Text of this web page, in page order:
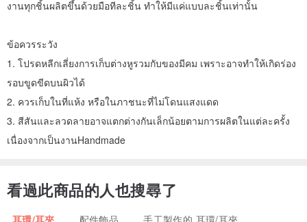
งานทุกชิ้นผลิตขึ้นด้วยมือทีละชิ้น ทำให้มีแค่แบบละชิ้นเท่านั้น
ข้อควรระวัง
1. โปรดหลีกเลี่ยงการเก็บต่างหูรวมกับของมีคม เพราะอาจทำให้เกิดร่อง
รอบขูดขีดบนผิวได้
2. ควรเก็บในที่แห้ง หรือในภาชนะที่ไม่โดนแสงแดด
3. สีสันและลวดลายอาจแตกต่างกันเล็กน้อยตามการผลิตในแต่ละครั้ง
เนื่องจากเป็นงานHandmade
看過此商品的人也搜尋了